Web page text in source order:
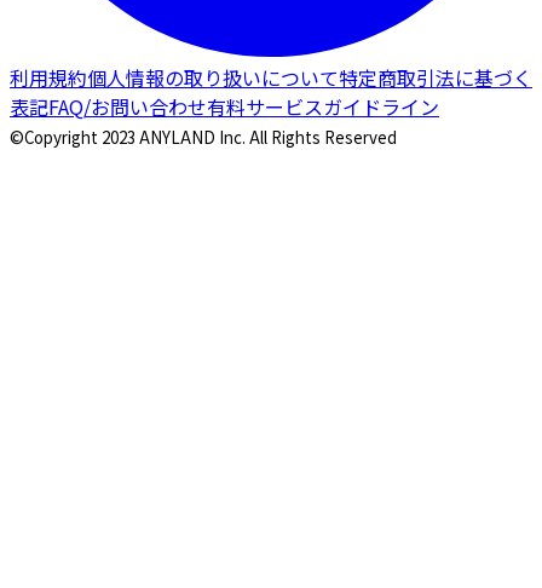
利用規約個人情報の取り扱いについて特定商取引法に基づく
表記FAQ/お問い合わせ有料サービスガイドライン
©Copyright 2023 ANYLAND Inc. All Rights Reserved